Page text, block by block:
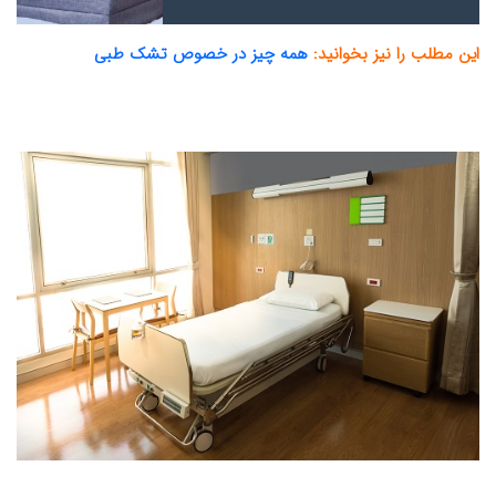
این مطلب را نیز بخوانید: همه چیز در خصوص تشک طبی